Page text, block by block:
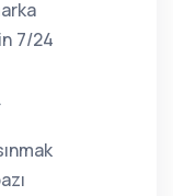
7/24